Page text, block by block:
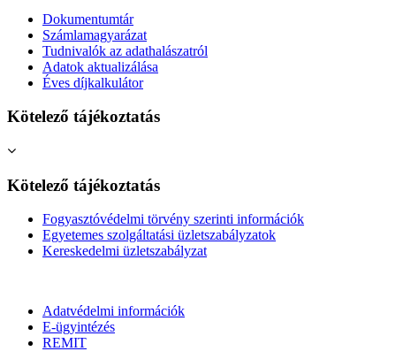
Dokumentumtár
Számlamagyarázat
Tudnivalók az adathalászatról
Adatok aktualizálása
Éves díjkalkulátor
Kötelező tájékoztatás
Kötelező tájékoztatás
Fogyasztóvédelmi törvény szerinti információk
Egyetemes szolgáltatási üzletszabályzatok
Kereskedelmi üzletszabályzat
Adatvédelmi információk
E-ügyintézés
REMIT